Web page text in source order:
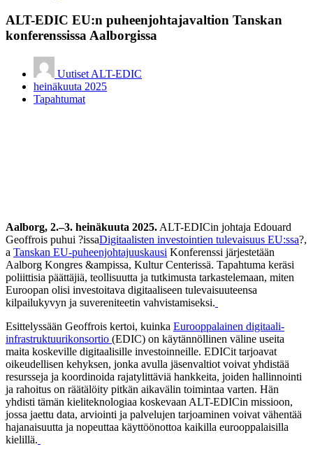
ALT-EDIC EU:n puheenjohtajavaltion Tanskan
konferenssissa Aalborgissa
Uutiset ALT-EDIC
heinäkuuta 2025
Tapahtumat
Aalborg, 2.–3. heinäkuuta 2025. ALT-EDICin johtaja Edouard
Geoffrois puhui ?issaDigitaalisten investointien tulevaisuus EU:ssa?,
a Tanskan EU-puheenjohtajuuskausi Konferenssi järjestetään
Aalborg Kongres &ampissa, Kultur Centerissä. Tapahtuma keräsi
poliittisia päättäjiä, teollisuutta ja tutkimusta tarkastelemaan, miten
Euroopan olisi investoitava digitaaliseen tulevaisuuteensa
kilpailukyvyn ja suvereniteetin vahvistamiseksi.
Esittelyssään Geoffrois kertoi, kuinka Eurooppalainen digitaali-
infrastruktuurikonsortio (EDIC) on käytännöllinen väline useita
maita koskeville digitaalisille investoinneille. EDICit tarjoavat
oikeudellisen kehyksen, jonka avulla jäsenvaltiot voivat yhdistää
resursseja ja koordinoida rajatylittäviä hankkeita, joiden hallinnointi
ja rahoitus on räätälöity pitkän aikavälin toimintaa varten. Hän
yhdisti tämän kieliteknologiaa koskevaan ALT-EDICin missioon,
jossa jaettu data, arviointi ja palvelujen tarjoaminen voivat vähentää
hajanaisuutta ja nopeuttaa käyttöönottoa kaikilla eurooppalaisilla
kielillä.